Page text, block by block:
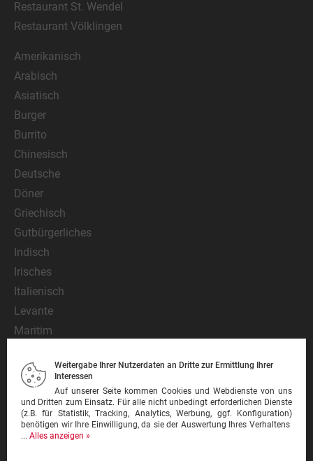
Restaurant St. Wendel
Restaurant Völklingen
Amerikanisch
Arabisch
Asiatisch
Burger
Burrito
Chinesisch
Deutsche
Döner
Griechisch
Gutbürgerliches
Indisch
Irisches
Italienisch
Levante
Maritim
Mexikanisch
Nationalgericht
Orientalisch
Pasta
Weitergabe Ihrer Nutzerdaten an Dritte zur Ermittlung Ihrer
Interessen
Auf unserer Seite kommen Cookies und Webdienste von uns
und Dritten zum Einsatz. Für alle nicht unbedingt erforderlichen Dienste
(z.B. für Statistik, Tracking, Analytics, Werbung, ggf. Konfiguration)
benötigen wir Ihre Einwilligung, da sie der Auswertung Ihres Verhaltens
... Alles anzeigen »